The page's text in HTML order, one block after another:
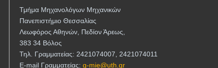
Τμήμα Μηχανολόγων Μηχανικών
Πανεπιστήμιο Θεσσαλίας
Λεωφόρος Αθηνών, Πεδίον Άρεως,
383 34 Βόλος
Τηλ. Γραμματείας: 2421074007, 2421074011
E-mail Γραμματείας: g-mie@uth.gr